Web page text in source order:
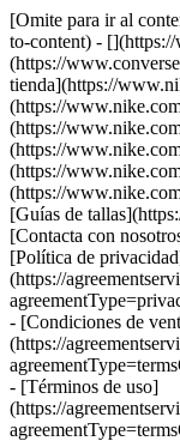
[Omite para ir al
to-content) -
(https://
tienda](https://
(https://
(https://
(https://
(https://
(https://
[Guías de
[Contacta con
[Política de
(https://
- [Condiciones de
(https://
- [Términos de uso]
(https://